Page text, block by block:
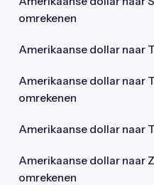
omrekenen
Amerikaanse dollar naar
Amerikaanse dollar naar
omrekenen
Amerikaanse dollar naar
Amerikaanse dollar naar
omrekenen